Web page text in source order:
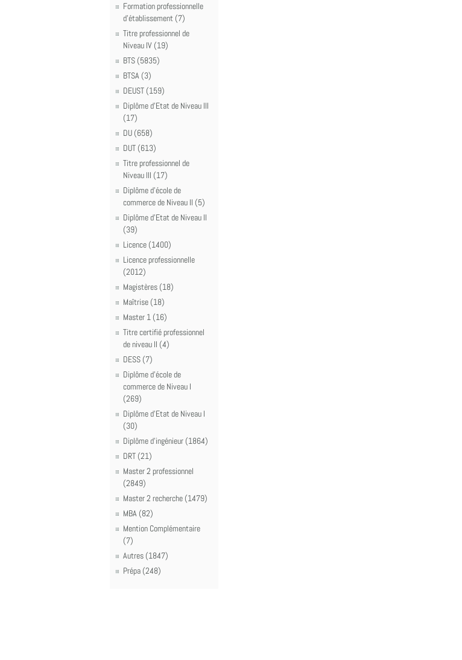
Formation professionnelle
d'établissement (7)
Titre professionnel de
Niveau IV (19)
BTS (5835)
BTSA (3)
DEUST (159)
Diplôme d'Etat de Niveau III
(17)
DU (658)
DUT (613)
Titre professionnel de
Niveau III (17)
Diplôme d'école de
commerce de Niveau II (5)
Diplôme d'Etat de Niveau II
(39)
Licence (1400)
Licence professionnelle
(2012)
Magistères (18)
Maîtrise (18)
Master 1 (16)
Titre certifié professionnel
de niveau II (4)
DESS (7)
Diplôme d'école de
commerce de Niveau I
(269)
Diplôme d'Etat de Niveau I
(30)
Diplôme d'ingénieur (1864)
DRT (21)
Master 2 professionnel
(2849)
Master 2 recherche (1479)
MBA (82)
Mention Complémentaire
(7)
Autres (1847)
Prépa (248)